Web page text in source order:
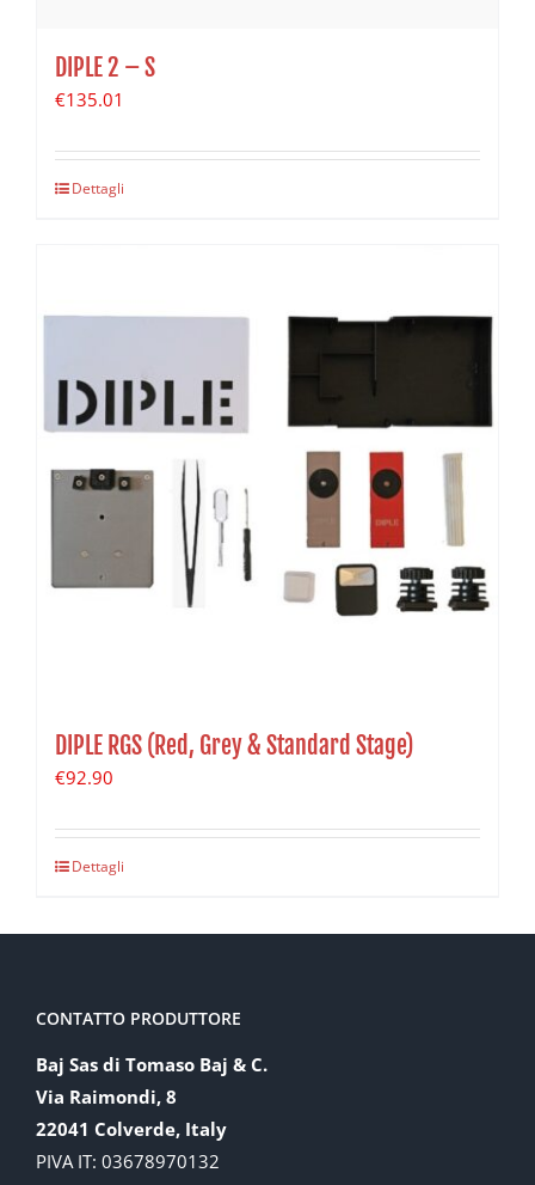
DIPLE 2 – S
€135.01
Dettagli
DIPLE RGS (Red, Grey & Standard Stage)
€92.90
Dettagli
CONTATTO PRODUTTORE
Baj Sas di Tomaso Baj & C.
Via Raimondi, 8
22041 Colverde, Italy
PIVA IT: 03678970132